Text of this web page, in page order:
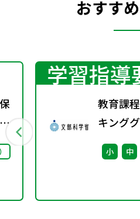
おすす
学習指導
教育課
キング
回） 配
小 中